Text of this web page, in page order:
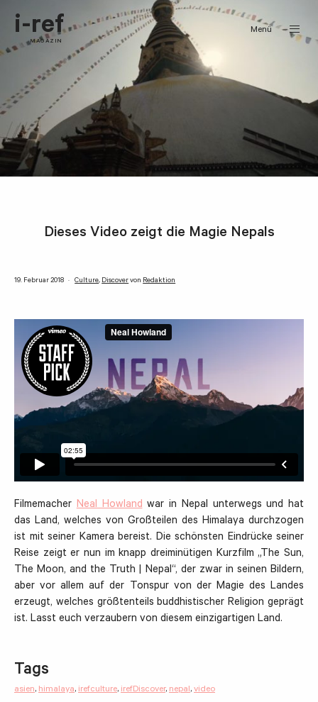
i-ref
MAGAZIN
Menü
Dieses Video zeigt die Magie Nepals
19. Februar 2018 Culture, Discovervon Redaktion
FilmemacherNeal Howlandwar in Nepal unterwegs und hat
das Land, welches von Großteilen des Himalaya durchzogen
ist mit seiner Kamera bereist. Die schönsten Eindrücke seiner
Reise zeigt er nun im knapp dreiminütigen Kurzfilm „The Sun,
The Moon, and the Truth | Nepal“, der zwar in seinen Bildern,
aber vor allem auf der Tonspur von der Magie des Landes
erzeugt, welches größtenteils buddhistischer Religion geprägt
ist. Lasst euch verzaubern von diesem einzigartigen Land.
Tags
asien, himalaya, irefculture, irefDiscover, nepal, video